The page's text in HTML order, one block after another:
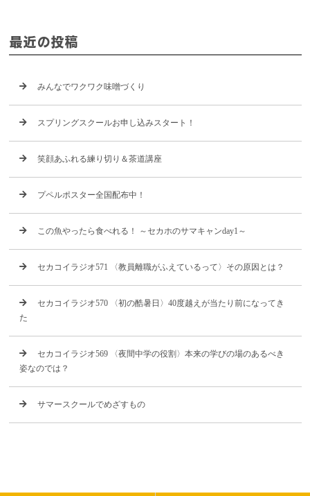
最近の投稿
みんなでワクワク味噌づくり
スプリングスクールお申し込みスタート！
笑顔あふれる練り切り＆茶道講座
プペルポスター全国配布中！
この魚やったら食べれる！ ～セカホのサマキャンday1～
セカコイラジオ571 〈教員離職がふえているって〉その原因とは？
セカコイラジオ570 〈初の酷暑日〉40度越えが当たり前になってき
た
セカコイラジオ569 〈夜間中学の役割〉本来の学びの場のあるべき
姿なのでは？
サマースクールでめざすもの